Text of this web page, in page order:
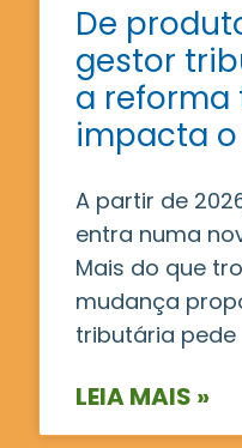
De
gestor
a
impacta
A partir de
entra numa
Mais do que
mudança
tributária pede
LEIA MAIS »